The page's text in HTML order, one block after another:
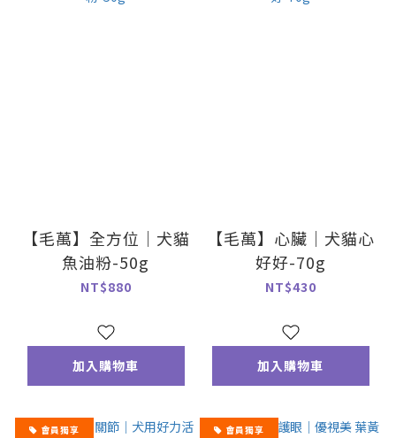
【毛萬】全方位｜犬貓
魚油粉-50g
NT$880
加入購物車
【毛萬】心臟｜犬貓心
好好-70g
NT$430
加入購物車
會員獨享 會員獨享